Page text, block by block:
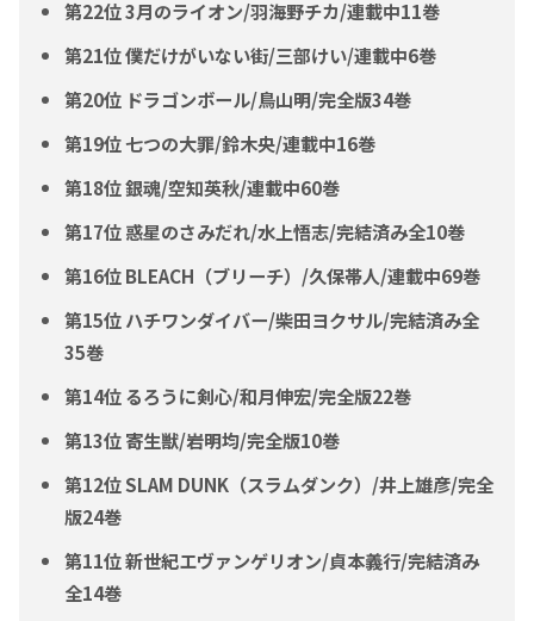
第22位 3月のライオン/羽海野チカ/連載中11巻
第21位 僕だけがいない街/三部けい/連載中6巻
第20位 ドラゴンボール/鳥山明/完全版34巻
第19位 七つの大罪/鈴木央/連載中16巻
第18位 銀魂/空知英秋/連載中60巻
第17位 惑星のさみだれ/水上悟志/完結済み全10巻
第16位 BLEACH（ブリーチ）/久保帯人/連載中69巻
第15位 ハチワンダイバー/柴田ヨクサル/完結済み全
35巻
第14位 るろうに剣心/和月伸宏/完全版22巻
第13位 寄生獣/岩明均/完全版10巻
第12位 SLAM DUNK（スラムダンク）/井上雄彦/完全
版24巻
第11位 新世紀エヴァンゲリオン/貞本義行/完結済み
全14巻